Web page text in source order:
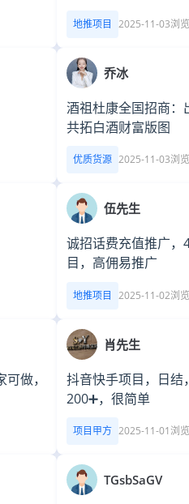
地推项目 2025-11-03浏
乔冰
酒祖杜康全国招商：
共拓白酒财富版图
优质货源 2025-11-03浏
伍先生
诚招话费充值推广
目，高佣易推广
地推项目 2025-11-02浏
做，
肖先生
抖音快手项目，日
200➕，很简单
项目甲方 2025-11-01 浏
TGsbSaGV